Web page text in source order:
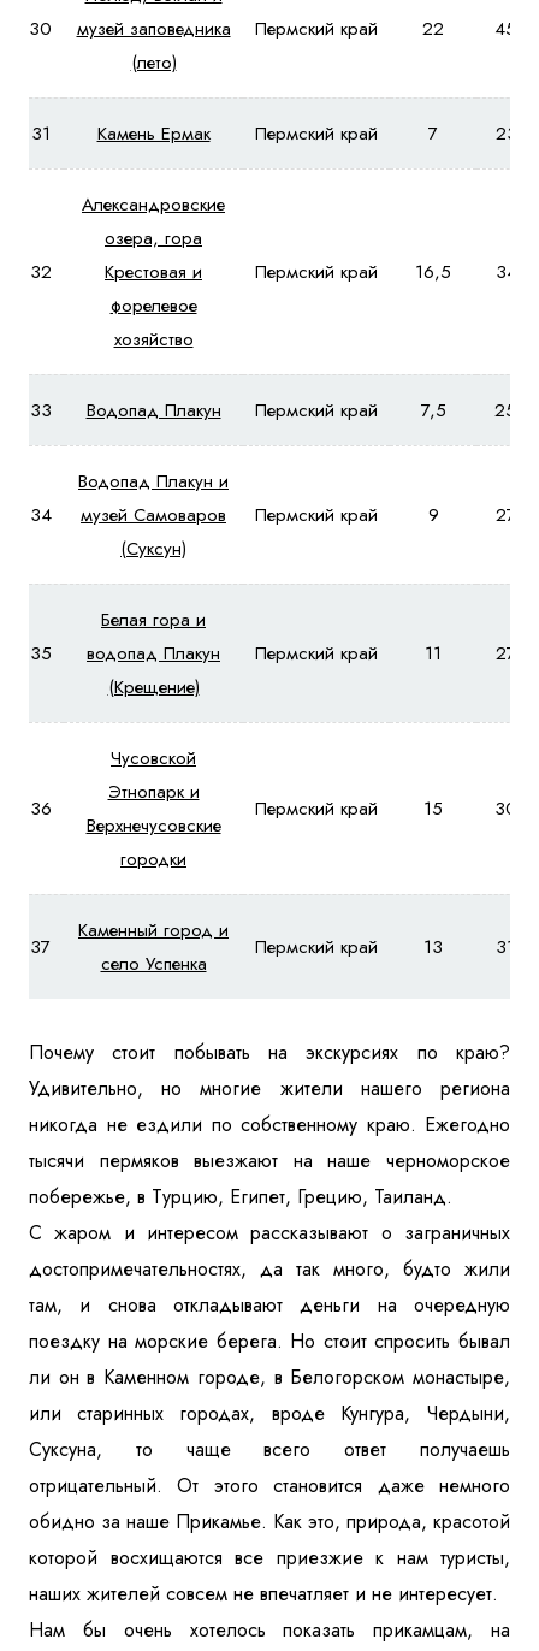
30
музей заповедника
(лето)
Пермский край 22 4560
31 Камень Ермак Пермский край 7 2380
32
Александровские
озера, гора
Крестовая и
форелевое
хозяйство
Пермский край 16,5 3410
33 Водопад Плакун Пермский край 7,5 2550
34
Водопад Плакун и
музей Самоваров
(Суксун)
Пермский край 9 2760
35
Белая гора и
водопад Плакун
(Крещение)
Пермский край 11 2780
36
Чусовской
Этнопарк и
Верхнечусовские
городки
Пермский край 15 3050
37
Каменный город и
село Успенка
Пермский край 13 3160
Почему стоит побывать на экскурсиях по краю?
Удивительно, но многие жители нашего региона
никогда не ездили по собственному краю. Ежегодно
тысячи пермяков выезжают на наше черноморское
побережье, в Турцию, Египет, Грецию, Таиланд.
С жаром и интересом рассказывают о заграничных
достопримечательностях, да так много, будто жили
там, и снова откладывают деньги на очередную
поездку на морские берега. Но стоит спросить бывал
ли он в Каменном городе, в Белогорском монастыре,
или старинных городах, вроде Кунгура, Чердыни,
Суксуна, то чаще всего ответ получаешь
отрицательный.От этого становится даже немного
обидно за наше Прикамье. Как это, природа, красотой
которой восхищаются все приезжие к нам туристы,
наших жителей совсем не впечатляет и не интересует.
Нам бы очень хотелось показать прикамцам, на